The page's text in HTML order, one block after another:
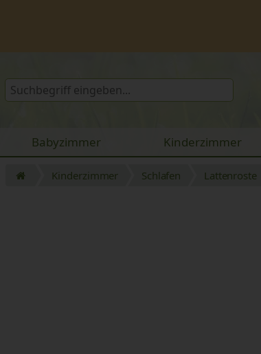
Babyzimmer Kinderzimmer
Kinderzimmer Schlafen Lattenroste